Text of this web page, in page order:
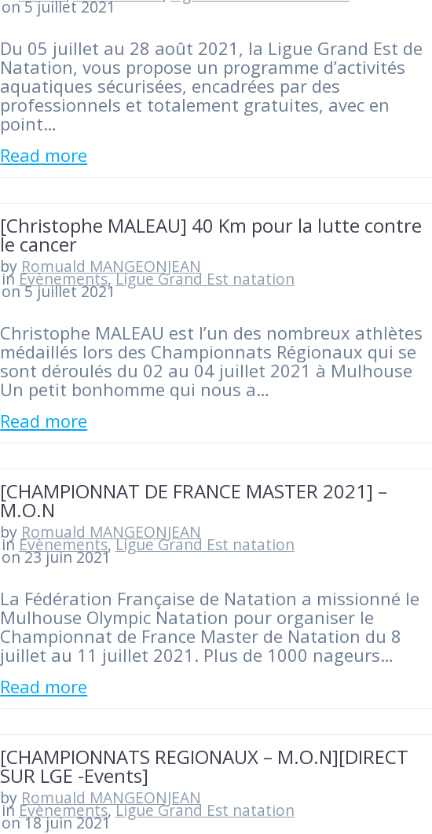
on 5 juillet 2021
Du 05 juillet au 28 août 2021, la Ligue Grand Est de
Natation, vous propose un programme d’activités
aquatiques sécurisées, encadrées par des
professionnels et totalement gratuites, avec en
point…
Read more
[Christophe MALEAU] 40 Km pour la lutte contre
le cancer
by Romuald MANGEONJEAN
in Evènements,Ligue Grand Est natation
on 5 juillet 2021
Christophe MALEAU est l’un des nombreux athlètes
médaillés lors des Championnats Régionaux qui se
sont déroulés du 02 au 04 juillet 2021 à Mulhouse
Un petit bonhomme qui nous a…
Read more
[CHAMPIONNAT DE FRANCE MASTER 2021] –
M.O.N
by Romuald MANGEONJEAN
in Evènements,Ligue Grand Est natation
on 23 juin 2021
La Fédération Française de Natation a missionné le
Mulhouse Olympic Natation pour organiser le
Championnat de France Master de Natation du 8
juillet au 11 juillet 2021. Plus de 1000 nageurs…
Read more
[CHAMPIONNATS REGIONAUX – M.O.N][DIRECT
SUR LGE -Events]
by Romuald MANGEONJEAN
in Evènements,Ligue Grand Est natation
on 18 juin 2021